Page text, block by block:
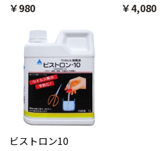
￥980 ￥4,080
ビストロン10